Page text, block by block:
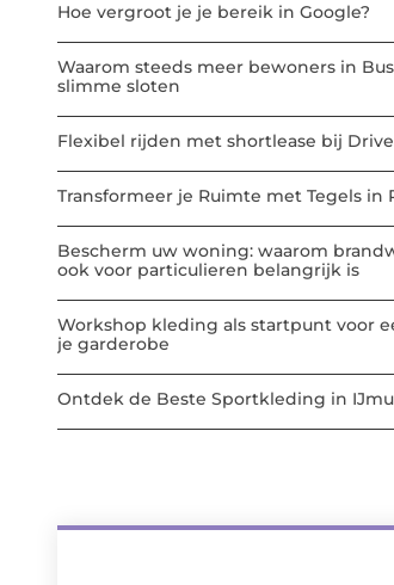
Hoe vergroot je je bereik in Google?
Waarom steeds meer bewoners in
slimme sloten
Flexibel rijden met shortlease bij
Transformeer je Ruimte met Tegels in
Bescherm uw woning: waarom
ook voor particulieren belangrijk is
Workshop kleding als startpunt voor
je garderobe
Ontdek de Beste Sportkleding in